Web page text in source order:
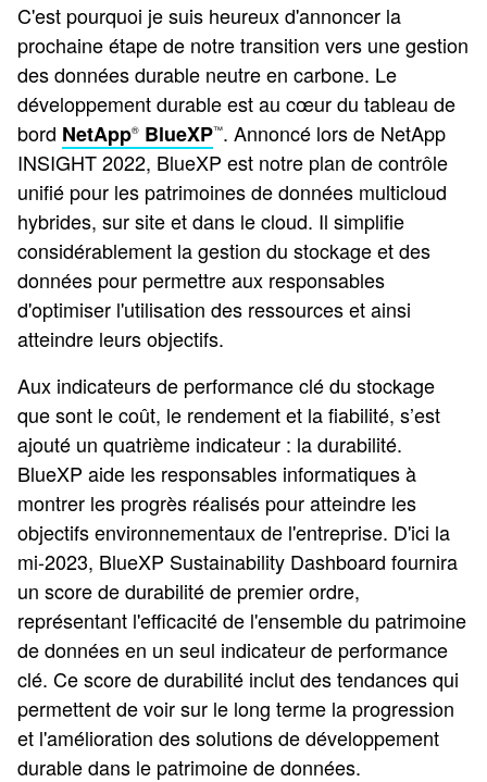
C'est pourquoi je suis heureux d'annoncer la
prochaine étape de notre transition vers une gestion
des données durable neutre en carbone. Le
développement durable est au cœur du tableau de
bord NetApp® BlueXP™. Annoncé lors de NetApp
INSIGHT 2022, BlueXP est notre plan de contrôle
unifié pour les patrimoines de données multicloud
hybrides, sur site et dans le cloud. Il simplifie
considérablement la gestion du stockage et des
données pour permettre aux responsables
d'optimiser l'utilisation des ressources et ainsi
atteindre leurs objectifs.
Aux indicateurs de performance clé du stockage
que sont le coût, le rendement et la fiabilité, s’est
ajouté un quatrième indicateur : la durabilité.
BlueXP aide les responsables informatiques à
montrer les progrès réalisés pour atteindre les
objectifs environnementaux de l'entreprise. D'ici la
mi-2023, BlueXP Sustainability Dashboard fournira
un score de durabilité de premier ordre,
représentant l'efficacité de l'ensemble du patrimoine
de données en un seul indicateur de performance
clé. Ce score de durabilité inclut des tendances qui
permettent de voir sur le long terme la progression
et l'amélioration des solutions de développement
durable dans le patrimoine de données.